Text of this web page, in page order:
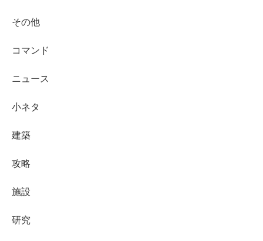
その他
コマンド
ニュース
小ネタ
建築
攻略
施設
研究